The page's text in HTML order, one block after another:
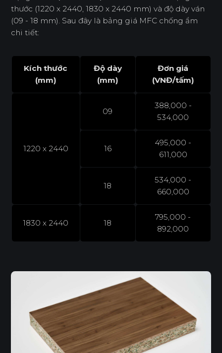
thước (1220 x 2440, 1830 x 2440 mm) và độ dày ván
(09 - 18 mm). Sau đây là bảng giá MFC chống ẩm
chi tiết:
Kích thước
(mm)
Độ dày
(mm)
Đơn giá
(VNĐ/tấm)
1220 x 2440
09
388,000 -
534,000
16
495,000 -
611,000
18
534,000 -
660,000
1830 x 2440 18
795,000 -
892,000